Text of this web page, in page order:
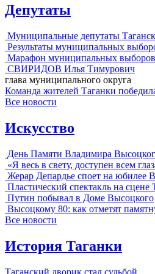
Депутаты
Муниципальные депутаты
Результаты муниципальных
Марафон муниципальных выборов
СВИРИДОВ Илья Тимурович
глава муниципального округа
Команда жителей Таганки
Все новости
Искусство
День Памяти Владимира
«Я весь в свету, доступен всем
Жерар Депардье споет на юбилее
Пластический спектакль на сцене
Путин побывал в Доме Высоцкого
Высоцкому 80: как отметят
Все новости
История Таганки
Таганский дворик стал судьбой